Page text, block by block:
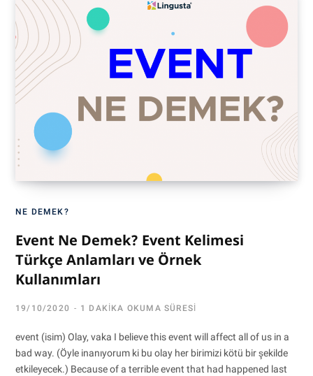
NE DEMEK?
Event Ne Demek? Event Kelimesi
Türkçe Anlamları ve Örnek
Kullanımları
19/10/2020 1 DAKIKA OKUMA SÜRESI
event (isim) Olay, vaka I believe this event will affect all of us in a
bad way. (Öyle inanıyorum ki bu olay her birimizi kötü bir şekilde
etkileyecek.) Because of a terrible event that had happened last